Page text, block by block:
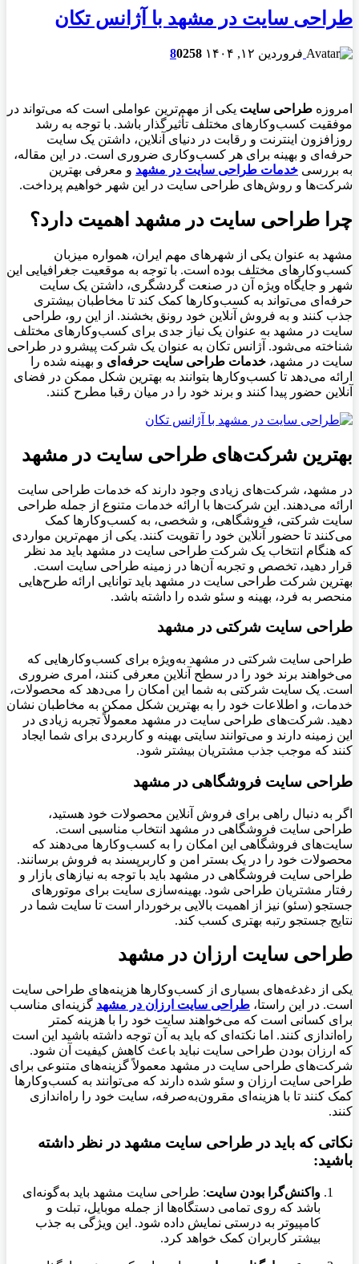
طراحی سایت در مشهد با آژانس تکان
فروردین ۱۲, ۱۴۰۴ 80258
امروزه طراحی سایت یکی از مهم‌ترین عواملی است که می‌تواند در
موفقیت کسب‌وکارهای مختلف تأثیرگذار باشد. با توجه به رشد
روزافزون اینترنت و رقابت در دنیای آنلاین، داشتن یک سایت
حرفه‌ای و بهینه برای هر کسب‌وکاری ضروری است. در این مقاله،
به بررسی خدمات طراحی سایت در مشهد و معرفی بهترین
شرکت‌ها و روش‌های طراحی سایت در این شهر خواهیم پرداخت.
چرا طراحی سایت در مشهد اهمیت دارد؟
مشهد به عنوان یکی از شهرهای مهم ایران، همواره میزبان
کسب‌وکارهای مختلف بوده است. با توجه به موقعیت جغرافیایی این
شهر و جایگاه ویژه آن در صنعت گردشگری، داشتن یک سایت
حرفه‌ای می‌تواند به کسب‌وکارها کمک کند تا مخاطبان بیشتری
جذب کنند و به فروش آنلاین خود رونق بخشند. از این رو، طراحی
سایت در مشهد به عنوان یک نیاز جدی برای کسب‌وکارهای مختلف
شناخته می‌شود. آژانس تکان به عنوان یک شرکت پیشرو در طراحی
سایت در مشهد، خدمات طراحی سایت حرفه‌ای و بهینه شده را
ارائه می‌دهد تا کسب‌وکارها بتوانند به بهترین شکل ممکن در فضای
آنلاین حضور پیدا کنند و برند خود را در میان رقبا مطرح کنند.
بهترین شرکت‌های طراحی سایت در مشهد
در مشهد، شرکت‌های زیادی وجود دارند که خدمات طراحی سایت
ارائه می‌دهند. این شرکت‌ها با ارائه خدمات متنوع از جمله طراحی
سایت شرکتی، فروشگاهی، و شخصی، به کسب‌وکارها کمک
می‌کنند تا حضور آنلاین خود را تقویت کنند. یکی از مهم‌ترین مواردی
که هنگام انتخاب یک شرکت طراحی سایت در مشهد باید مد نظر
قرار دهید، تخصص و تجربه آن‌ها در زمینه طراحی سایت است.
بهترین شرکت طراحی سایت در مشهد باید توانایی ارائه طرح‌هایی
منحصر به فرد، بهینه و سئو شده را داشته باشد.
طراحی سایت شرکتی در مشهد
طراحی سایت شرکتی در مشهد به‌ویژه برای کسب‌وکارهایی که
می‌خواهند برند خود را در سطح آنلاین معرفی کنند، امری ضروری
است. یک سایت شرکتی به شما این امکان را می‌دهد که محصولات،
خدمات، و اطلاعات خود را به بهترین شکل ممکن به مخاطبان نشان
دهید. شرکت‌های طراحی سایت در مشهد معمولاً تجربه زیادی در
این زمینه دارند و می‌توانند سایتی بهینه و کاربردی برای شما ایجاد
کنند که موجب جذب مشتریان بیشتر شود.
طراحی سایت فروشگاهی در مشهد
اگر به دنبال راهی برای فروش آنلاین محصولات خود هستید،
طراحی سایت فروشگاهی در مشهد انتخاب مناسبی است.
سایت‌های فروشگاهی این امکان را به کسب‌وکارها می‌دهند که
محصولات خود را در یک بستر امن و کاربرپسند به فروش برسانند.
طراحی سایت فروشگاهی در مشهد باید با توجه به نیازهای بازار و
رفتار مشتریان طراحی شود. بهینه‌سازی سایت برای موتورهای
جستجو (سئو) نیز از اهمیت بالایی برخوردار است تا سایت شما در
نتایج جستجو رتبه بهتری کسب کند.
طراحی سایت ارزان در مشهد
یکی از دغدغه‌های بسیاری از کسب‌وکارها هزینه‌های طراحی سایت
است. در این راستا، طراحی سایت ارزان در مشهد گزینه‌ای مناسب
برای کسانی است که می‌خواهند سایت خود را با هزینه کمتر
راه‌اندازی کنند. اما نکته‌ای که باید به آن توجه داشته باشید این است
که ارزان بودن طراحی سایت نباید باعث کاهش کیفیت آن شود.
شرکت‌های طراحی سایت در مشهد معمولاً گزینه‌های متنوعی برای
طراحی سایت ارزان و سئو شده دارند که می‌توانند به کسب‌وکارها
کمک کنند تا با هزینه‌ای مقرون‌به‌صرفه، سایت خود را راه‌اندازی
کنند.
نکاتی که باید در طراحی سایت مشهد در نظر داشته
باشید:
واکنش‌گرا بودن سایت: طراحی سایت مشهد باید به‌گونه‌ای
باشد که روی تمامی دستگاه‌ها از جمله موبایل، تبلت و
کامپیوتر به درستی نمایش داده شود. این ویژگی به جذب
بیشتر کاربران کمک خواهد کرد.